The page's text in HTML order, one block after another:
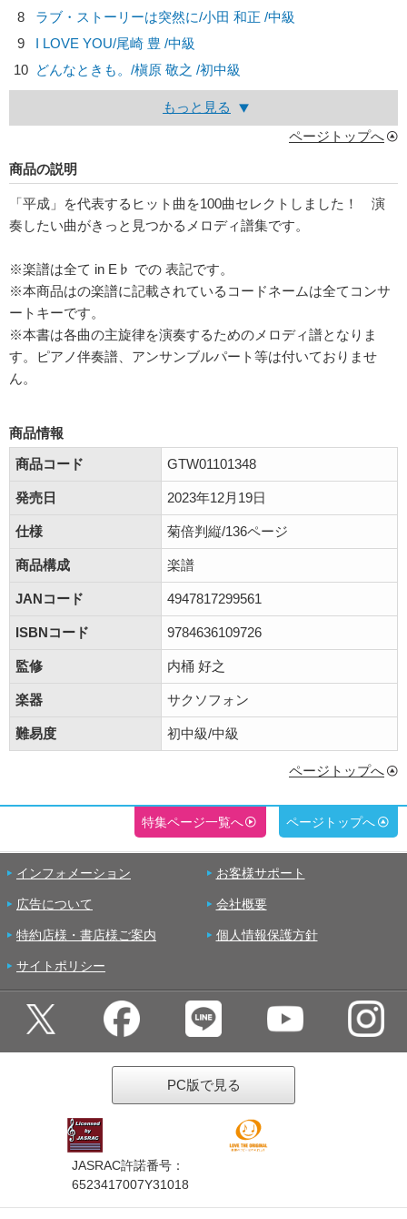
8
ラブ・ストーリーは突然に/小田 和正 /中級
9
I LOVE YOU/尾崎 豊 /中級
10 どんなときも。/槇原 敬之 /初中級
もっと見る
ページトップへ
商品の説明
「平成」を代表するヒット曲を100曲セレクトしました！ 演
奏したい曲がきっと見つかるメロディ譜集です。
※楽譜は全て in E♭ での 表記です。
※本商品はの楽譜に記載されているコードネームは全てコンサ
ートキーです。
※本書は各曲の主旋律を演奏するためのメロディ譜となりま
す。ピアノ伴奏譜、アンサンブルパート等は付いておりませ
ん。
商品情報
商品コード
GTW01101348
発売日 2023年12月19日
仕様 菊倍判縦/136ページ
商品構成 楽譜
JANコード 4947817299561
ISBNコード 9784636109726
監修 内桶 好之
楽器 サクソフォン
難易度 初中級/中級
ページトップへ
特集ページ一覧へ ページトップへ
インフォメーション お客様サポート
広告について 会社概要
特約店様・書店様ご案内 個人情報保護方針
サイトポリシー
PC版で見る
JASRAC許諾番号：
6523417007Y31018